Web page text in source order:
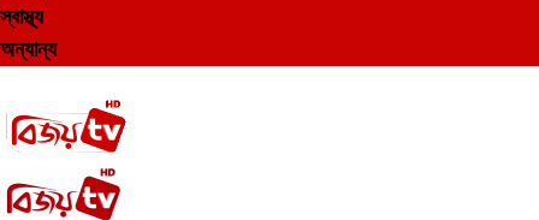
স্বাস্থ্য
অন্যান্য